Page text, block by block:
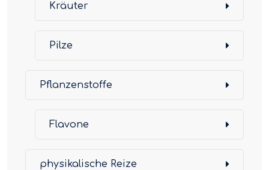
Kräuter
Pilze
Pflanzenstoffe
Flavone
physikalische Reize